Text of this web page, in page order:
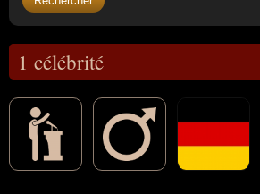
1 célébrité